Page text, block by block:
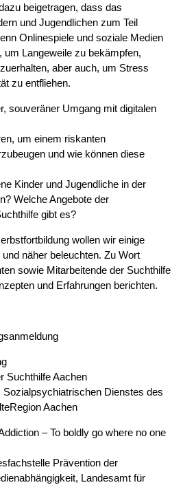
beigetragen, dass das
und Jugendlichen zum Teil
Onlinespiele und soziale Medien
Langeweile zu bekämpfen,
aber auch, um Stress
zu entfliehen.
souveräner Umgang mit digitalen
um einem riskanten
und wie können diese
Kinder und Jugendliche in der
Welche Angebote der
gibt es?
wollen wir einige
näher beleuchten. Zu Wort
sowie Mitarbeitende der Suchthilfe
und Erfahrungen berichten.
Suchthilfe Aachen
Sozialpsychiatrischen Dienstes des
Aachen
– To boldly go where no one
Prävention der
Landesamt für